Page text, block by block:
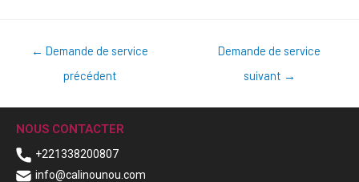
← Demande de service
précédent
Demande de service
suivant →
NOUS CONTACTER
+221338200807
info@calinounou.com